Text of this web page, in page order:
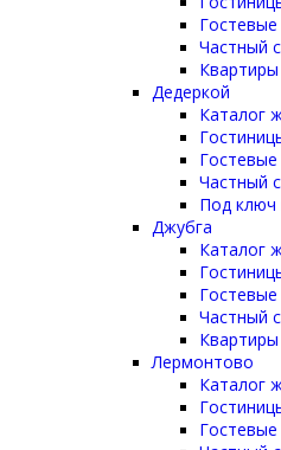
Частный
Квартиры
Дедеркой
Каталог
Частный
Под ключ
Джубга
Каталог
Частный
Квартиры
Лермонтово
Каталог